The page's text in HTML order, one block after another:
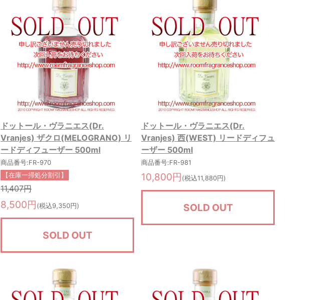
ドットール・ヴラニエス(Dr.
Vranjes) ザクロ(MELOGRANO) リ
ードディフューザー 500ml
商品番号:FR-970
【在庫一掃処分割引】
11,407円
8,500円 (税込9,350円)
SOLD OUT
ドットール・ヴラニエス(Dr.
Vranjes) 西(WEST) リードディフュ
ーザー 500ml
商品番号:FR-981
10,800円 (税込11,880円)
SOLD OUT